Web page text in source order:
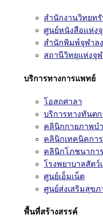
สำนักงานวิทยท
ศูนย์หนังสือแห่ง
สำนักพิมพ์จุฬาล
สถานีวิทยุแห่งจุฬ
บริการทางการแพทย์
โอสถศาลา
บริการทางทันตก
คลินิกกายภาพบ
คลินิกเทคนิคกา
คลินิกโภชนากา
โรงพยาบาลสัตว์
ศูนย์เอ็มเน็ต
ศูนย์ส่งเสริมสุขภ
พื้นที่สร้างสรรค์